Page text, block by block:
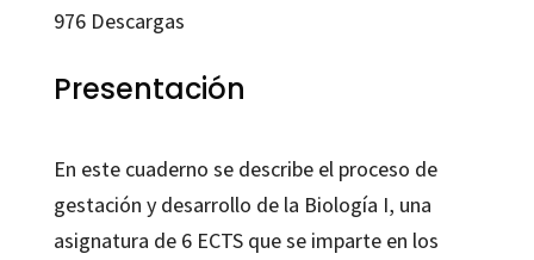
976Descargas
Presentación
En este cuaderno se describe el proceso de
gestación y desarrollo de la Biología I, una
asignatura de 6 ECTS que se imparte en los